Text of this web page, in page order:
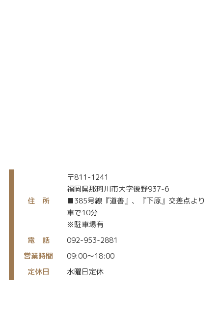
住 所
〒811-1241
福岡県那珂川市大字後野937-6
■385号線『道善』、『下原』交差点より
車で10分
※駐車場有
電 話
092-953-2881
営業時間
09:00〜18:00
定休日
水曜日定休